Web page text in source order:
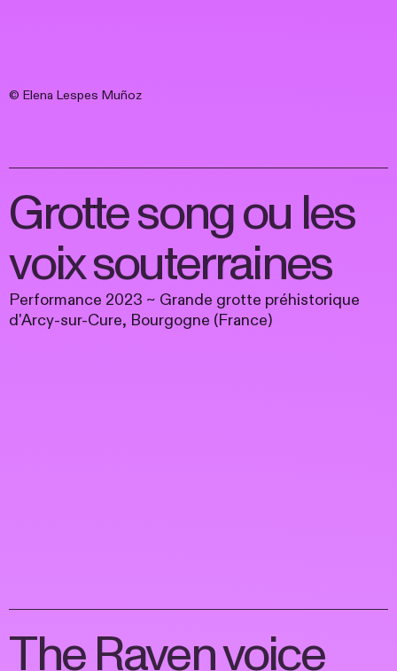
© Elena Lespes Muñoz
Grotte song ou les
voix souterraines
Performance 2023 ~ Grande grotte préhistorique
d'Arcy-sur-Cure, Bourgogne (France)
The Raven voice